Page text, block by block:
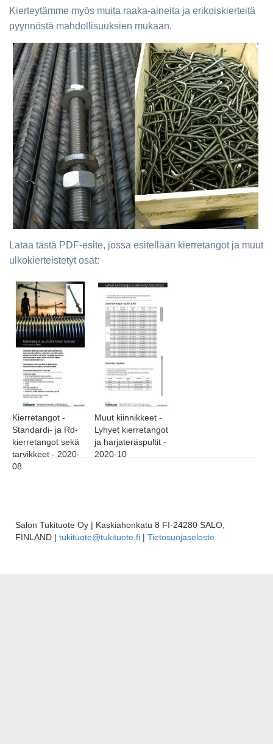
Kierteytämme myös muita raaka-aineita ja erikoiskierteitä
pyynnöstä mahdollisuuksien mukaan.
Lataa tästä PDF-esite, jossa esitellään kierretangot ja muut
ulkokierteistetyt osat:
Kierretangot -
Standardi- ja Rd-
kierretangot sekä
tarvikkeet - 2020-
08
Muut kiinnikkeet -
Lyhyet kierretangot
ja harjateräspultit -
2020-10
Salon Tukituote Oy | Kaskiahonkatu 8 FI-24280 SALO,
FINLAND | tukituote@tukituote.fi | Tietosuojaseloste